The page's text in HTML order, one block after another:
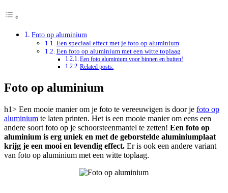
Foto op aluminium
Een speciaal effect met je foto op aluminium
Een foto op aluminium met een witte toplaag
Een foto aluminium voor binnen en buiten!
Related posts:
Foto op aluminium
h1> Een mooie manier om je foto te vereeuwigen is door je foto op
aluminium te laten printen. Het is een mooie manier om eens een
andere soort foto op je schoorsteenmantel te zetten! Een foto op
aluminium is erg uniek en met de geborstelde aluminiumplaat
krijg je een mooi en levendig effect. Er is ook een andere variant
van foto op aluminium met een witte toplaag.